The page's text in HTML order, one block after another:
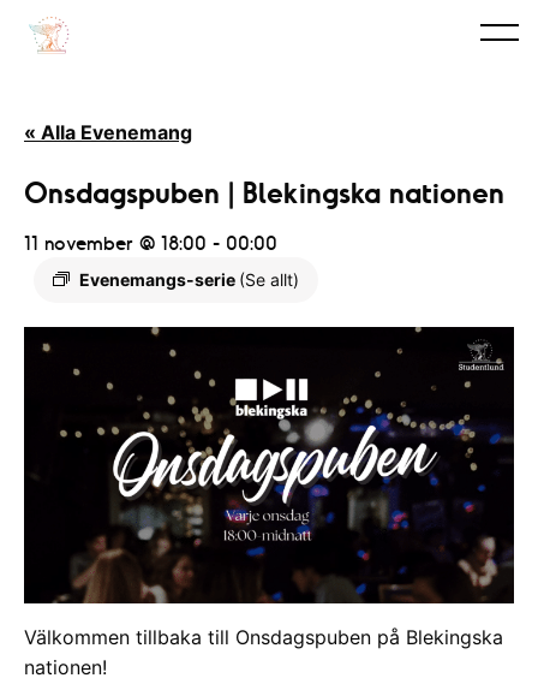
« Alla Evenemang
Onsdagspuben | Blekingska nationen
11 november @ 18:00 - 00:00
Evenemangs-serie (Se allt)
Välkommen tillbaka till Onsdagspuben på Blekingska
nationen!